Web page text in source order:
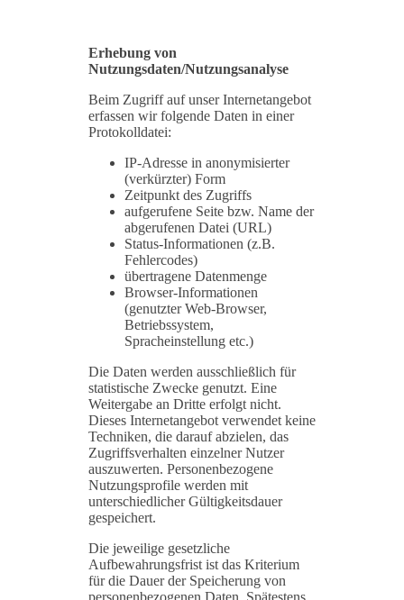
Erhebung von
Nutzungsdaten/Nutzungsanalyse
Beim Zugriff auf unser Internetangebot
erfassen wir folgende Daten in einer
Protokolldatei:
IP-Adresse in anonymisierter
(verkürzter) Form
Zeitpunkt des Zugriffs
aufgerufene Seite bzw. Name der
abgerufenen Datei (URL)
Status-Informationen (z.B.
Fehlercodes)
übertragene Datenmenge
Browser-Informationen
(genutzter Web-Browser,
Betriebssystem,
Spracheinstellung etc.)
Die Daten werden ausschließlich für
statistische Zwecke genutzt. Eine
Weitergabe an Dritte erfolgt nicht.
Dieses Internetangebot verwendet keine
Techniken, die darauf abzielen, das
Zugriffsverhalten einzelner Nutzer
auszuwerten. Personenbezogene
Nutzungsprofile werden mit
unterschiedlicher Gültigkeitsdauer
gespeichert.
Die jeweilige gesetzliche
Aufbewahrungsfrist ist das Kriterium
für die Dauer der Speicherung von
personenbezogenen Daten. Spätestens